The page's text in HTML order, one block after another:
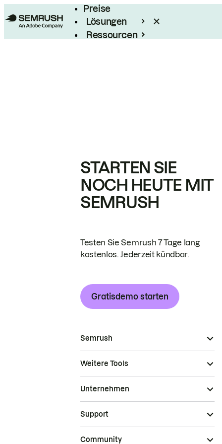
Preise
Lösungen
Ressourcen
STARTEN SIE
NOCH HEUTE MIT
SEMRUSH
Testen Sie Semrush 7 Tage lang
kostenlos. Jederzeit kündbar.
Gratisdemo starten
Semrush
Weitere Tools
Unternehmen
Support
Community